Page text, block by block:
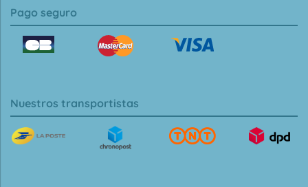
Pago seguro
Nuestros transportistas